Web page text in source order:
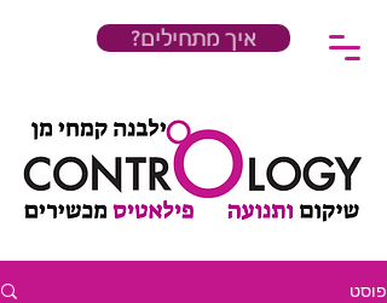
?איך מתחילים
פוסט